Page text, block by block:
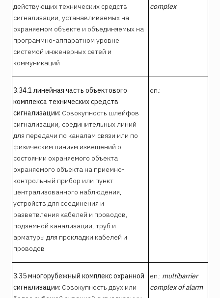
действующих технических средств
сигнализации, устанавливаемых на
охраняемом объекте и объединяемых на
программно-аппаратном уровне
системой инженерных сетей и
коммуникаций
complex
3.34.1 линейная часть объектового
комплекса технических средств
сигнализации: Совокупность шлейфов
сигнализации, соединительных линий
для передачи по каналам связи или по
физическим линиям извещений о
состоянии охраняемого объекта
охраняемого объекта на приемно-
контрольный прибор или пункт
централизованного наблюдения,
устройств для соединения и
разветвления кабелей и проводов,
подземной канализации, труб и
арматуры для прокладки кабелей и
проводов
en.:
3.35 многорубежный комплекс охранной
сигнализации: Совокупность двух или
en.: multibarrier
complex of alarm